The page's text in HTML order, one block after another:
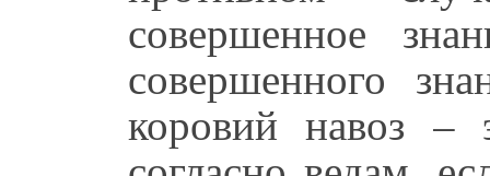
совершенное
совершенного
коровий навоз –